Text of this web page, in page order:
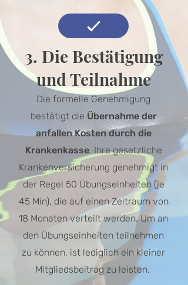
3. Die Bestätigung
und Teilnahme
Die formelle Genehmigung
bestätigt die Übernahme der
anfallen Kosten durch die
Krankenkasse. Ihre gesetzliche
Krankenversicherung genehmigt in
der Regel 50 Übungseinheiten (je
45 Min), die auf einen Zeitraum von
18 Monaten verteilt werden. Um an
den Übungseinheiten teilnehmen
zu können, ist lediglich ein kleiner
Mitgliedsbeitrag zu leisten.